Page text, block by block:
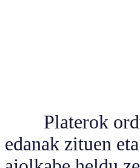
Platerok
edanak zituen